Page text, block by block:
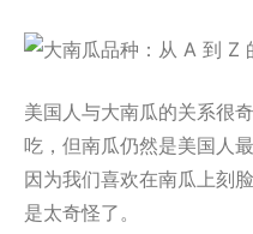
美国人与大南瓜的关系很
吃，但南瓜仍然是美国人
因为我们喜欢在南瓜上刻
是太奇怪了。